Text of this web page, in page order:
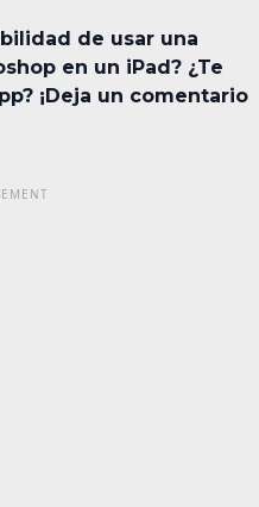
de usar una
en un iPad? ¿Te
¡Deja un comentario